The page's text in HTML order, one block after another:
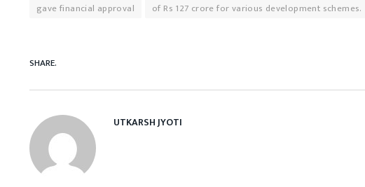
gave financial approval of Rs 127 crore for various development schemes.
SHARE.
UTKARSH JYOTI